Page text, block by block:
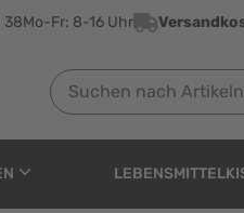
38Mo-Fr: 8-16 Uhr
Suchen nach Artikelname,